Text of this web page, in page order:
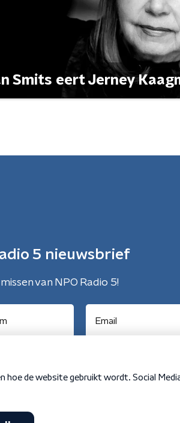
Smits eert Jerney
5 nieuwsbrief
missen van NPO Radio 5!